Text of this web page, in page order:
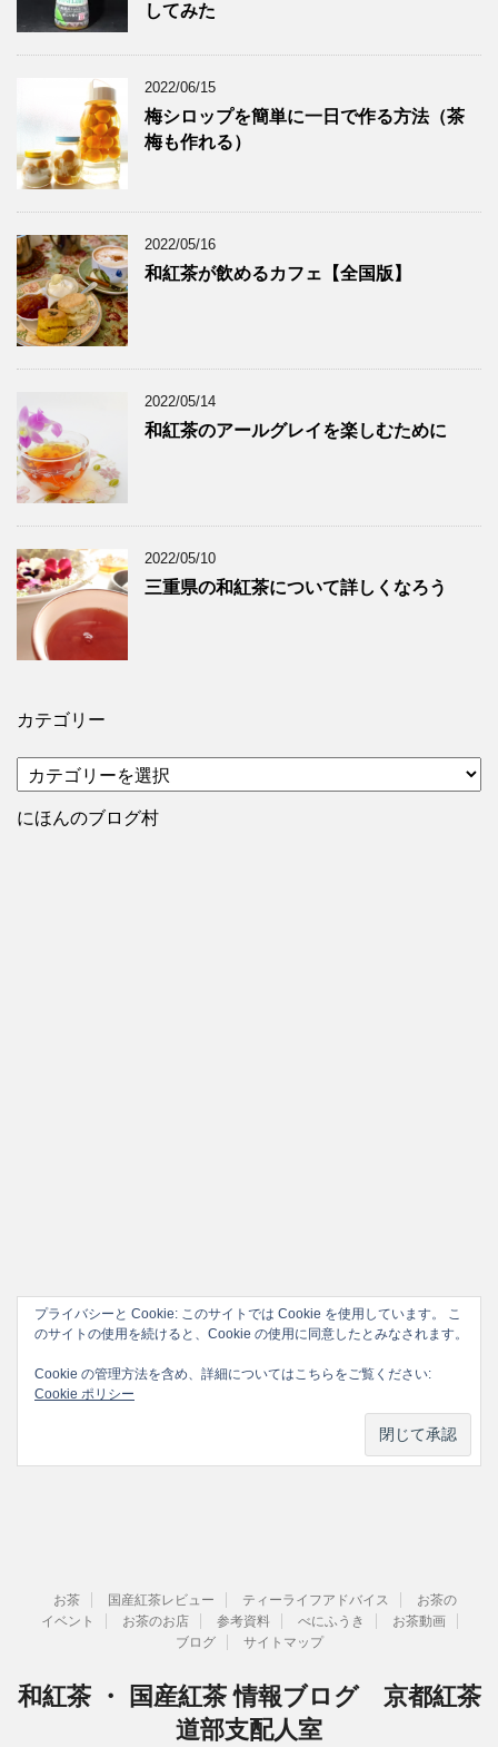
してみた
2022/06/15
梅シロップを簡単に一日で作る方法（茶
梅も作れる）
2022/05/16
和紅茶が飲めるカフェ【全国版】
2022/05/14
和紅茶のアールグレイを楽しむために
2022/05/10
三重県の和紅茶について詳しくなろう
カテゴリー
テ
ゴ
にほんのブログ村
プライバシーと Cookie: このサイトでは Cookie を使用しています。 こ
のサイトの使用を続けると、Cookie の使用に同意したとみなされます。
Cookie の管理方法を含め、詳細についてはこちらをご覧ください:
Cookie ポリシー
お茶 国産紅茶レビュー ティーライフアドバイス
お茶の
イベント
お茶のお店 参考資料 べにふうき
お茶動画
ブログ
サイトマップ
和紅茶 ・ 国産紅茶 情報ブログ 京都紅茶
道部支配人室